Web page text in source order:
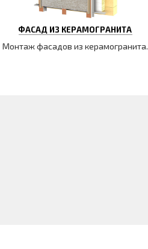
ФАСАД ИЗ КЕРАМОГРАНИТА
Монтаж фасадов из керамогранита.